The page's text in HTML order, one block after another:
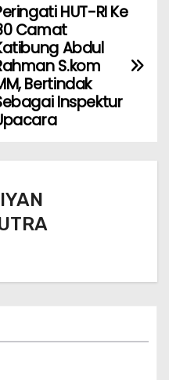
HUT-RI Ke
Camat
Abdul
S.kom
Bertindak
Inspektur